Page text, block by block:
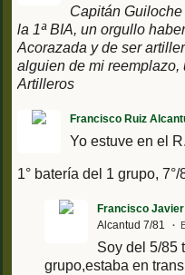
Capitán
la 1ª BIA, un orgullo
Acorazada y de ser
alguien de mi reemplazo,
Artilleros
Francisco Ruiz
Yo estuve en el
1° batería del 1 grupo, 7°/
Francisco
Alcantud 7/81
Soy del 5/85
grupo,estaba en